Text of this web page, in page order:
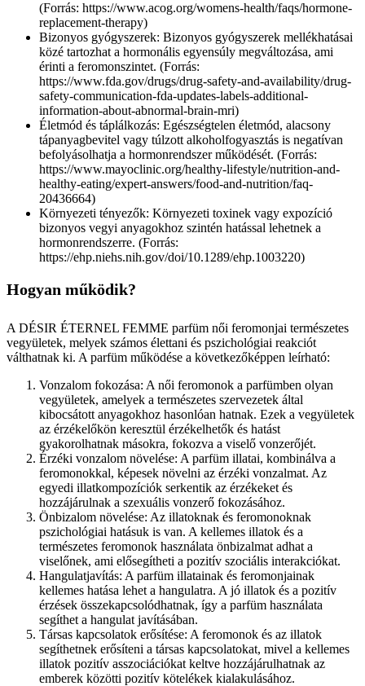
(Forrás: https://www.acog.org/womens-health/faqs/hormone-
replacement-therapy)
Bizonyos gyógyszerek: Bizonyos gyógyszerek mellékhatásai
közé tartozhat a hormonális egyensúly megváltozása, ami
érinti a feromonszintet. (Forrás:
https://www.fda.gov/drugs/drug-safety-and-availability/drug-
safety-communication-fda-updates-labels-additional-
information-about-abnormal-brain-mri)
Életmód és táplálkozás: Egészségtelen életmód, alacsony
tápanyagbevitel vagy túlzott alkoholfogyasztás is negatívan
befolyásolhatja a hormonrendszer működését. (Forrás:
https://www.mayoclinic.org/healthy-lifestyle/nutrition-and-
healthy-eating/expert-answers/food-and-nutrition/faq-
20436664)
Környezeti tényezők: Környezeti toxinek vagy expozíció
bizonyos vegyi anyagokhoz szintén hatással lehetnek a
hormonrendszerre. (Forrás:
https://ehp.niehs.nih.gov/doi/10.1289/ehp.1003220)
Hogyan működik?
A DÉSIR ÉTERNEL FEMME parfüm női feromonjai természetes
vegyületek, melyek számos élettani és pszichológiai reakciót
válthatnak ki. A parfüm működése a következőképpen leírható:
Vonzalom fokozása: A női feromonok a parfümben olyan
vegyületek, amelyek a természetes szervezetek által
kibocsátott anyagokhoz hasonlóan hatnak. Ezek a vegyületek
az érzékelőkön keresztül érzékelhetők és hatást
gyakorolhatnak másokra, fokozva a viselő vonzerőjét.
Érzéki vonzalom növelése: A parfüm illatai, kombinálva a
feromonokkal, képesek növelni az érzéki vonzalmat. Az
egyedi illatkompozíciók serkentik az érzékeket és
hozzájárulnak a szexuális vonzerő fokozásához.
Önbizalom növelése: Az illatoknak és feromonoknak
pszichológiai hatásuk is van. A kellemes illatok és a
természetes feromonok használata önbizalmat adhat a
viselőnek, ami elősegítheti a pozitív szociális interakciókat.
Hangulatjavítás: A parfüm illatainak és feromonjainak
kellemes hatása lehet a hangulatra. A jó illatok és a pozitív
érzések összekapcsolódhatnak, így a parfüm használata
segíthet a hangulat javításában.
Társas kapcsolatok erősítése: A feromonok és az illatok
segíthetnek erősíteni a társas kapcsolatokat, mivel a kellemes
illatok pozitív asszociációkat keltve hozzájárulhatnak az
emberek közötti pozitív kötelékek kialakulásához.